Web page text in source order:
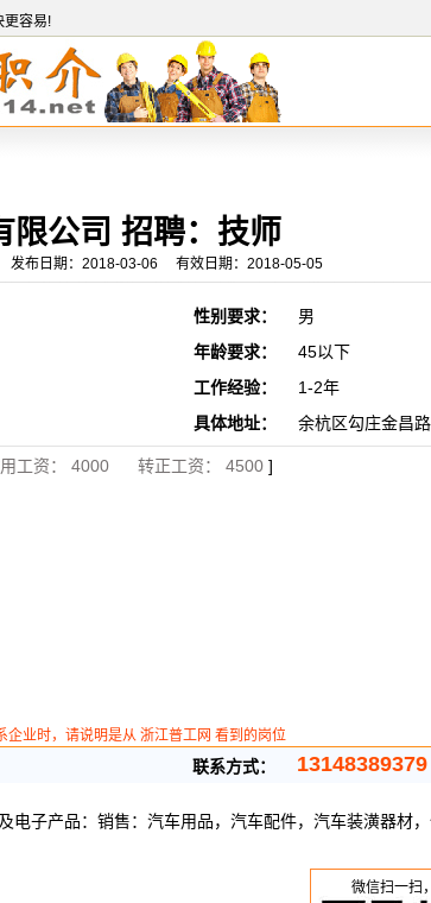
更容易!
限公司 招聘：技师
发布日期：2018-03-06 有效日期：2018-05-05
性别要求：
男
年龄要求：
45以下
工作经验：
1-2年
具体地址： 余杭区勾庄金昌
工资： 4000 转正工资： 4500 ]
企业时，请说明是从 浙江普工网 看到的岗位
联系方式： 13148389379
电子产品：销售：汽车用品，汽车配件，汽车装潢器材
微信扫一扫